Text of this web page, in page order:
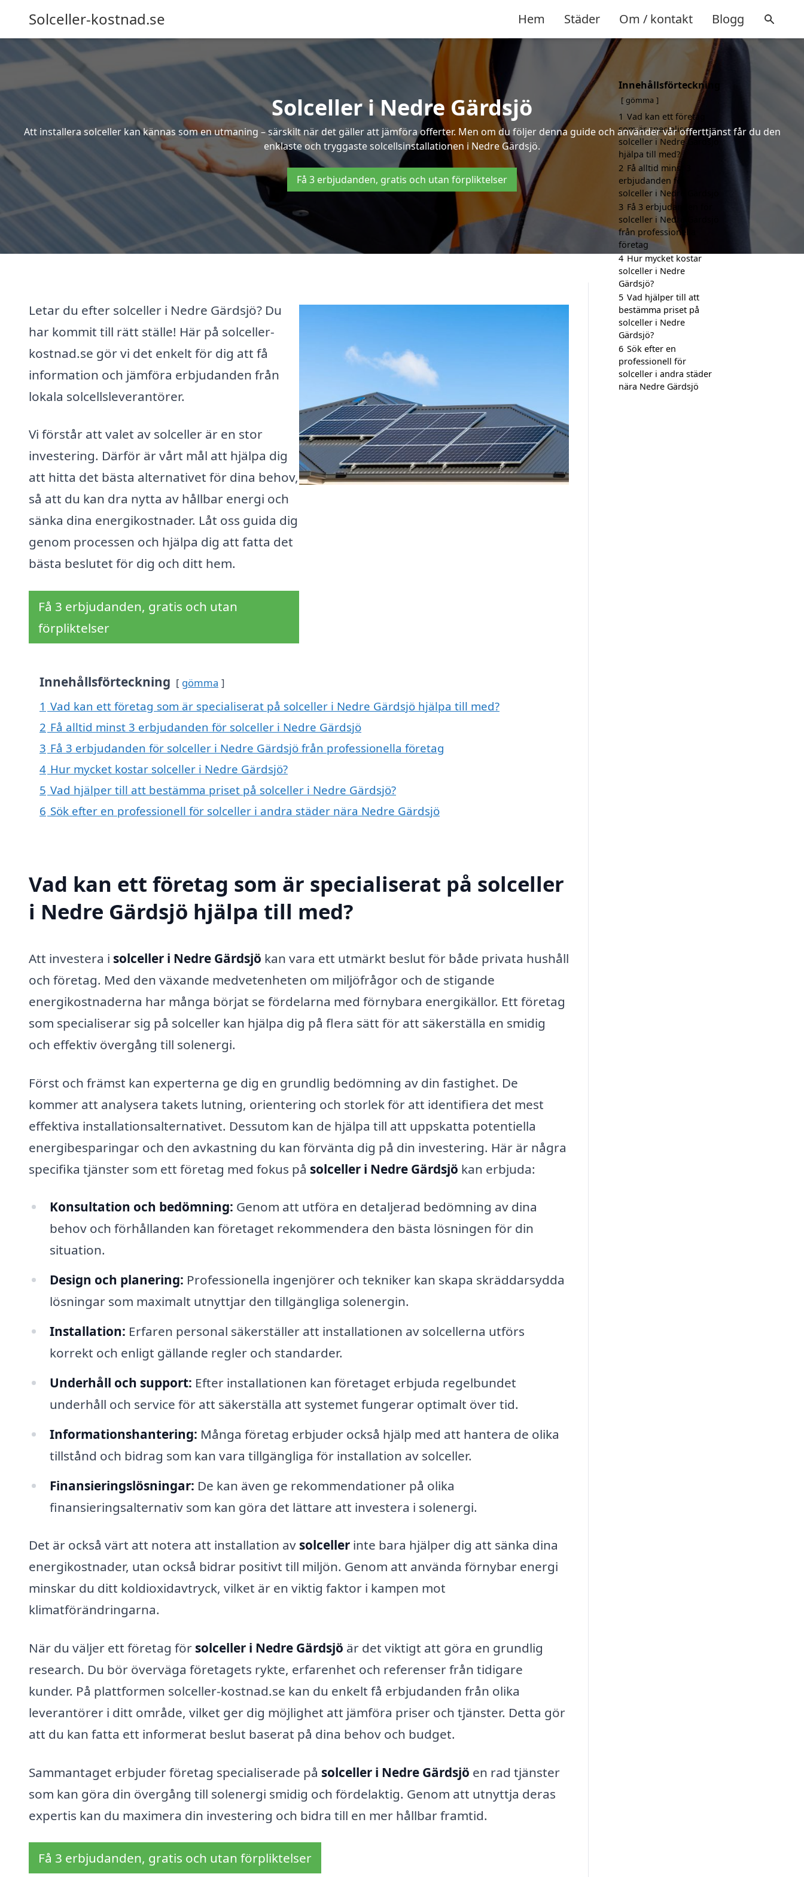
Solceller-kostnad.se Hem Städer Om / kontakt Blogg
Solceller i Nedre Gärdsjö
Att installera solceller kan kännas som en utmaning – särskilt när det gäller att jämföra offerter. Men om du följer denna guide och använder vår offerttjänst får du den
enklaste och tryggaste solcellsinstallationen i Nedre Gärdsjö.
Få 3 erbjudanden, gratis och utan förpliktelser
Letar du efter solceller i Nedre Gärdsjö? Du
har kommit till rätt ställe! Här på solceller-
kostnad.se gör vi det enkelt för dig att få
information och jämföra erbjudanden från
lokala solcellsleverantörer.
Vi förstår att valet av solceller är en stor
investering. Därför är vårt mål att hjälpa dig
att hitta det bästa alternativet för dina behov,
så att du kan dra nytta av hållbar energi och
sänka dina energikostnader. Låt oss guida dig
genom processen och hjälpa dig att fatta det
bästa beslutet för dig och ditt hem.
Få 3 erbjudanden, gratis och utan
förpliktelser
Innehållsförteckning gömma
1 Vad kan ett företag som är specialiserat på solceller i Nedre Gärdsjö hjälpa till med?
2 Få alltid minst 3 erbjudanden för solceller i Nedre Gärdsjö
3 Få 3 erbjudanden för solceller i Nedre Gärdsjö från professionella företag
4 Hur mycket kostar solceller i Nedre Gärdsjö?
5 Vad hjälper till att bestämma priset på solceller i Nedre Gärdsjö?
6 Sök efter en professionell för solceller i andra städer nära Nedre Gärdsjö
Vad kan ett företag som är specialiserat på solceller
i Nedre Gärdsjö hjälpa till med?
Att investera i solceller i Nedre Gärdsjö kan vara ett utmärkt beslut för både privata hushåll
och företag. Med den växande medvetenheten om miljöfrågor och de stigande
energikostnaderna har många börjat se fördelarna med förnybara energikällor. Ett företag
som specialiserar sig på solceller kan hjälpa dig på flera sätt för att säkerställa en smidig
och effektiv övergång till solenergi.
Först och främst kan experterna ge dig en grundlig bedömning av din fastighet. De
kommer att analysera takets lutning, orientering och storlek för att identifiera det mest
effektiva installationsalternativet. Dessutom kan de hjälpa till att uppskatta potentiella
energibesparingar och den avkastning du kan förvänta dig på din investering. Här är några
specifika tjänster som ett företag med fokus på solceller i Nedre Gärdsjö kan erbjuda:
Konsultation och bedömning: Genom att utföra en detaljerad bedömning av dina
behov och förhållanden kan företaget rekommendera den bästa lösningen för din
situation.
Design och planering: Professionella ingenjörer och tekniker kan skapa skräddarsydda
lösningar som maximalt utnyttjar den tillgängliga solenergin.
Installation: Erfaren personal säkerställer att installationen av solcellerna utförs
korrekt och enligt gällande regler och standarder.
Underhåll och support: Efter installationen kan företaget erbjuda regelbundet
underhåll och service för att säkerställa att systemet fungerar optimalt över tid.
Informationshantering: Många företag erbjuder också hjälp med att hantera de olika
tillstånd och bidrag som kan vara tillgängliga för installation av solceller.
Finansieringslösningar: De kan även ge rekommendationer på olika
finansieringsalternativ som kan göra det lättare att investera i solenergi.
Det är också värt att notera att installation av solceller inte bara hjälper dig att sänka dina
energikostnader, utan också bidrar positivt till miljön. Genom att använda förnybar energi
minskar du ditt koldioxidavtryck, vilket är en viktig faktor i kampen mot
klimatförändringarna.
När du väljer ett företag för solceller i Nedre Gärdsjö är det viktigt att göra en grundlig
research. Du bör överväga företagets rykte, erfarenhet och referenser från tidigare
kunder. På plattformen solceller-kostnad.se kan du enkelt få erbjudanden från olika
leverantörer i ditt område, vilket ger dig möjlighet att jämföra priser och tjänster. Detta gör
att du kan fatta ett informerat beslut baserat på dina behov och budget.
Sammantaget erbjuder företag specialiserade på solceller i Nedre Gärdsjö en rad tjänster
som kan göra din övergång till solenergi smidig och fördelaktig. Genom att utnyttja deras
expertis kan du maximera din investering och bidra till en mer hållbar framtid.
Få 3 erbjudanden, gratis och utan förpliktelser
Innehållsförteckning
gömma
1 Vad kan ett företag
som är specialiserat på
solceller i Nedre Gärdsjö
hjälpa till med?
2 Få alltid minst 3
erbjudanden för
solceller i Nedre Gärdsjö
3 Få 3 erbjudanden för
solceller i Nedre Gärdsjö
från professionella
företag
4 Hur mycket kostar
solceller i Nedre
Gärdsjö?
5 Vad hjälper till att
bestämma priset på
solceller i Nedre
Gärdsjö?
6 Sök efter en
professionell för
solceller i andra städer
nära Nedre Gärdsjö